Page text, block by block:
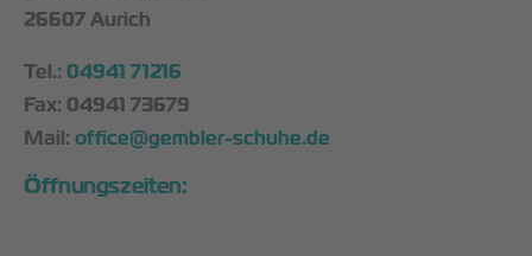
26607 Aurich
Tel.: 04941 71216
Fax: 04941 73679
Mail: office@gembler-schuhe.de
Öffnungszeiten: